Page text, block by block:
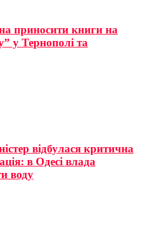
приносити книги на
у Тернополі та
відбулася критична
в Одесі влада
воду